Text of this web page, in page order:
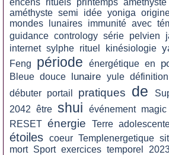
encens rituels printemps amethyste
améthyste semi idée yoniga
mondes
lunaires immunité avec
guidance contrology série pelvien
internet sylphe rituel kinésiologie
Feng
période énergétique en
Bleue douce lunaire yule définition
débuter portail pratiques de
2042 être shui événement magic
RESET énergie Terre
étoiles coeur Templenergetique
mort Sport exercices temporel